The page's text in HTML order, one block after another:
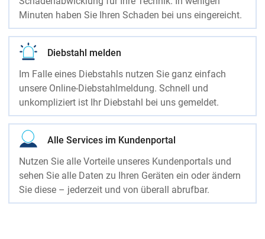
Minuten haben Sie Ihren Schaden bei uns eingereicht.
Diebstahl melden
Im Falle eines Diebstahls nutzen Sie ganz einfach
unsere Online-Diebstahlmeldung. Schnell und
unkompliziert ist Ihr Diebstahl bei uns gemeldet.
Alle Services im Kundenportal
Nutzen Sie alle Vorteile unseres Kundenportals und
sehen Sie alle Daten zu Ihren Geräten ein oder ändern
Sie diese – jederzeit und von überall abrufbar.